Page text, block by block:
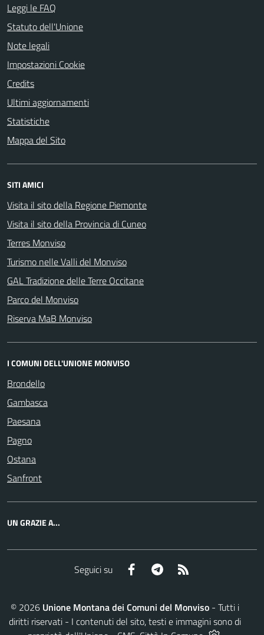
Leggi le FAQ
Statuto dell'Unione
Note legali
Impostazioni Cookie
Credits
Ultimi aggiornamenti
Statistiche
Mappa del Sito
SITI AMICI
Visita il sito della Regione Piemonte
Visita il sito della Provincia di Cuneo
Terres Monviso
Turismo nelle Valli del Monviso
GAL Tradizione delle Terre Occitane
Parco del Monviso
Riserva MaB Monviso
I COMUNI DELL'UNIONE MONVISO
Brondello
Gambasca
Paesana
Pagno
Ostana
Sanfront
UN GRAZIE A...
Seguici su Facebook Telegram
© 2026 Unione Montana dei Comuni del Monviso - Tutti i
diritti riservati - I contenuti del sito, testi e immagini sono di